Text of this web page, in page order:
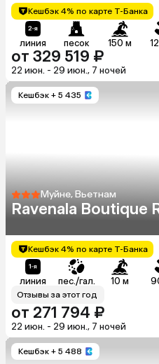
Кешбэк 4% по карте Т-Банка
линия песок 150 м
от 329 519 ₽
22 июн. - 29 июн., 7 ночей
Кешбэк + 5 435
Муйне, Вьетнам
Ravenala Boutique
Кешбэк 4% по карте Т-Банка
линия пес./гал. 10 м
Отзывы за этот год
от 271 794 ₽
22 июн. - 29 июн., 7 ночей
Кешбэк + 5 488